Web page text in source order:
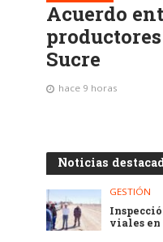
Acuerdo
Sucre
hace 9 horas
Noticias
GESTIÓN
viales en